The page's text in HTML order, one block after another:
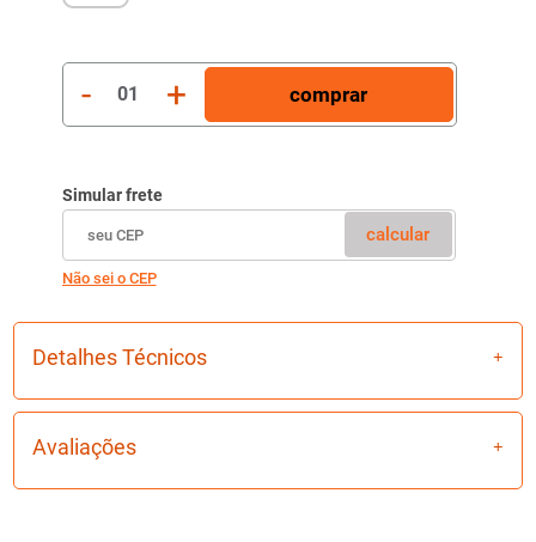
- 01 + comprar
Simular frete
calcular
Não sei o CEP
Detalhes Técnicos
Avaliações